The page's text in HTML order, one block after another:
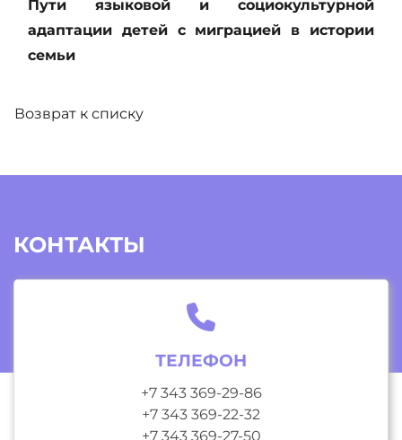
Пути языковой и социокультурной
адаптации детей с миграцией в истории
семьи
Возврат к списку
КОНТАКТЫ
ТЕЛЕФОН
+7 343 369-29-86
+7 343 369-22-32
+7 343 369-27-50